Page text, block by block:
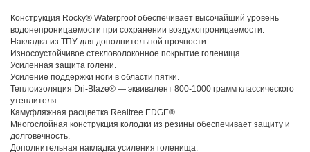
Конструкция Rocky® Waterproof обеспечивает высочайший уровень
водонепроницаемости при сохранении воздухопроницаемости.
Накладка из ТПУ для дополнительной прочности.
Износоустойчивое стекловолоконное покрытие голенища.
Усиленная защита голени.
Усиление поддержки ноги в области пятки.
Теплоизоляция Dri-Blaze® — эквивалент 800-1000 грамм классического
утеплителя.
Камуфляжная расцветка Realtree EDGE®.
Многослойная конструкция колодки из резины обеспечивает защиту и
долговечность.
Дополнительная накладка усиления голенища.